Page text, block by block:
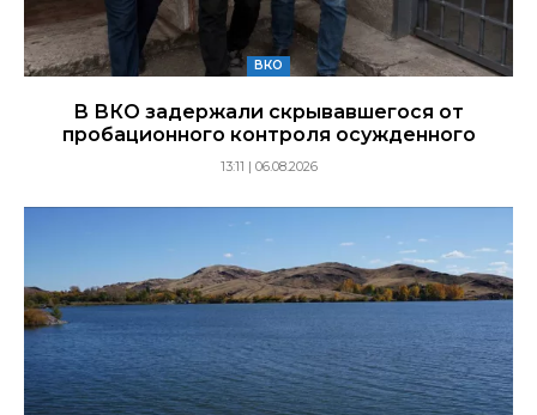
ВКО
В ВКО задержали скрывавшегося от
пробационного контроля осужденного
13:11 | 06.08.2026